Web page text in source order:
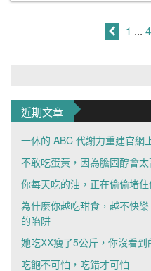
1 ... 4
近期文章
一休的 ABC 代謝力重建官網
不敢吃蛋黃，因為膽固醇會太
你每天吃的油，正在偷偷堵
為什麼你越吃甜食，越不快
的陷阱
她吃XX瘦了5公斤，你沒看
吃飽不可怕，吃錯才可怕